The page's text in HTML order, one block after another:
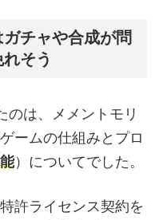
チャや合成が問
そう
のは、メメントモリ
ームの仕組みとプロ
）についてでした。
許ライセンス契約を